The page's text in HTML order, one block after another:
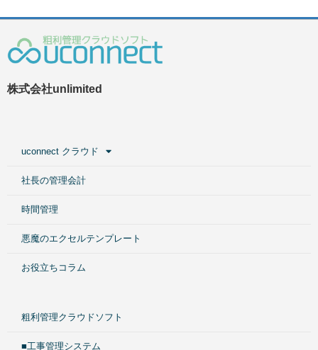
株式会社unlimited
uconnect クラウド
社長の管理会計
時間管理
悪魔のエクセルテンプレート
お役立ちコラム
粗利管理クラウドソフト
■工事管理システム